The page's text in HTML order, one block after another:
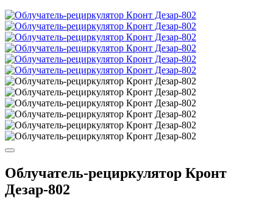
Облучатель-рециркулятор Кронт
Дезар-802